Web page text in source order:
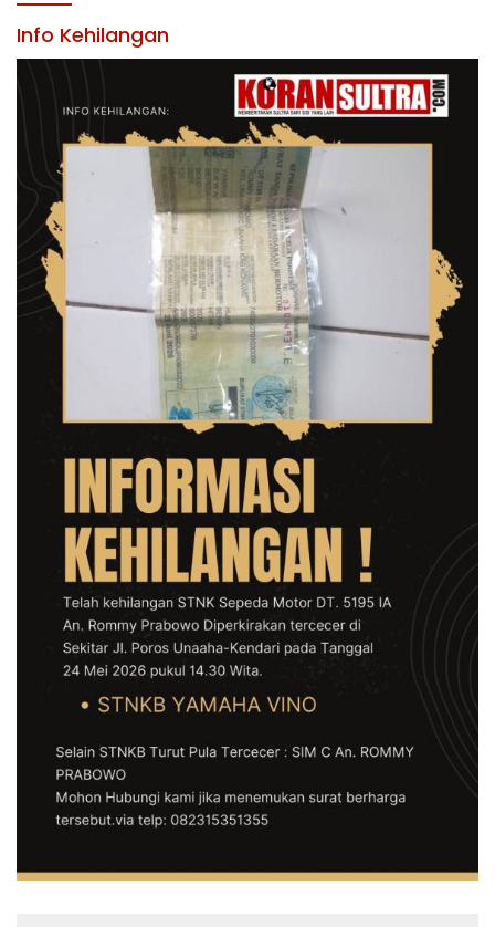
Info Kehilangan